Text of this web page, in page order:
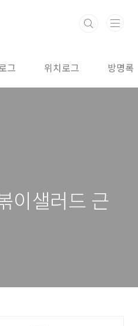
그 위치로그 방명록